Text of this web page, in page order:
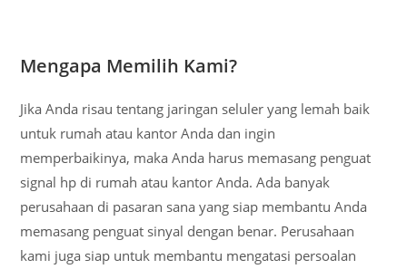
Mengapa Memilih Kami?
Jika Anda risau tentang jaringan seluler yang lemah baik
untuk rumah atau kantor Anda dan ingin
memperbaikinya, maka Anda harus memasang penguat
signal hp di rumah atau kantor Anda. Ada banyak
perusahaan di pasaran sana yang siap membantu Anda
memasang penguat sinyal dengan benar. Perusahaan
kami juga siap untuk membantu mengatasi persoalan